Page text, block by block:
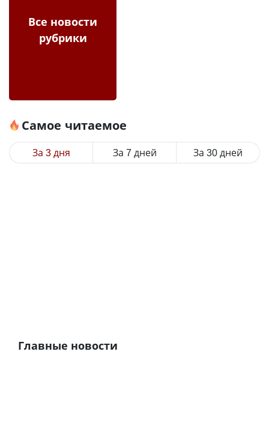
Все новости
рубрики
Самое читаемое
За 3 дня За 7 дней За 30 дней
Главные новости